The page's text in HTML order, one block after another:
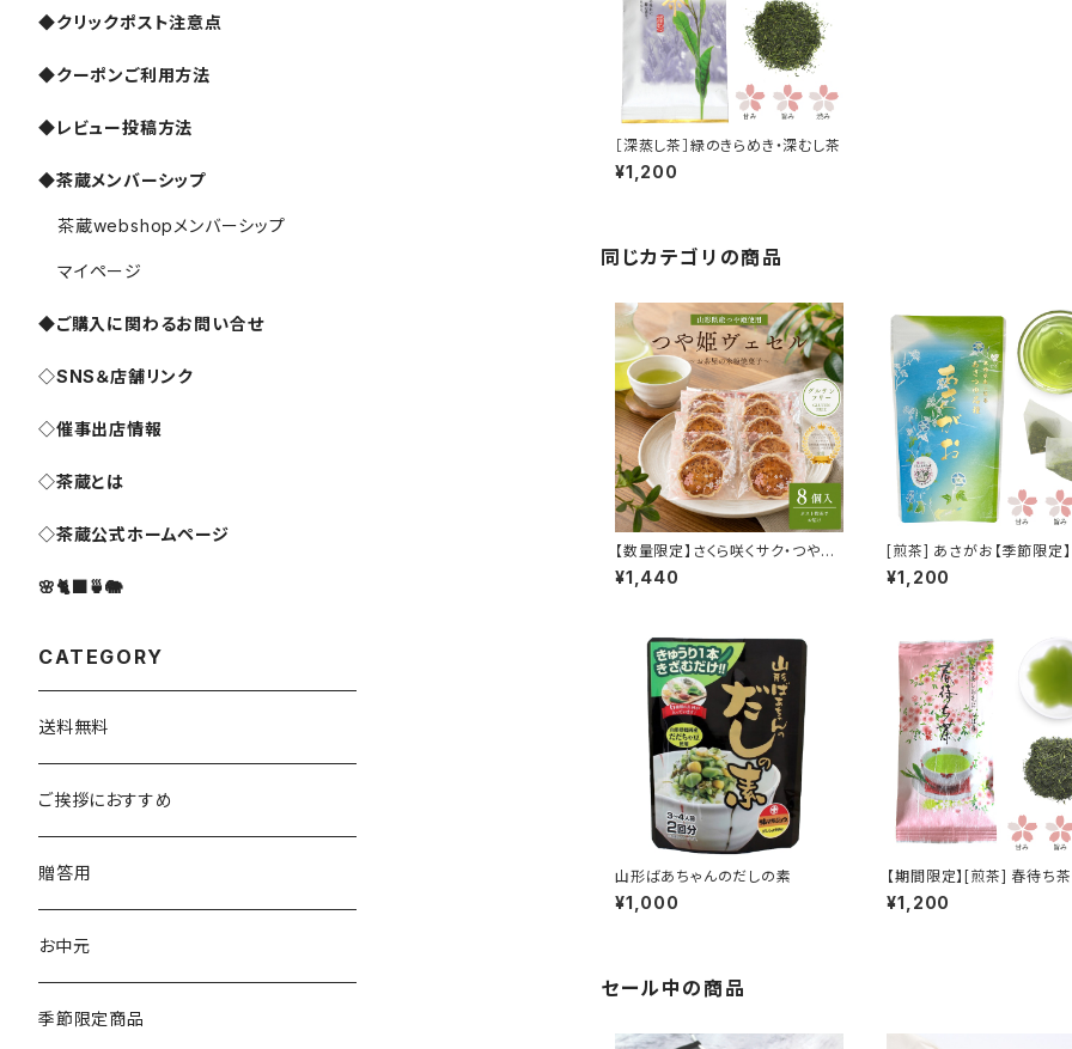
［深蒸し茶］緑のきらめき・深むし茶
¥1,200
同じカテゴリの商品
【数量限定】さくら咲くサク・つや姫
ヴェセル
¥1,440
[煎茶] あさがお【季節限定】
¥1,200
山形ばあちゃんのだしの素
¥1,000
【期間限定】[煎茶] 春待ち茶
¥1,200
セール中の商品
◆クリックポスト注意点
◆クーポンご利用方法
◆レビュー投稿方法
◆茶蔵メンバーシップ
茶蔵webshopメンバーシップ
マイページ
◆ご購入に関わるお問い合せ
◇SNS＆店舗リンク
◇催事出店情報
◇茶蔵とは
◇茶蔵公式ホームページ
🌸🐈‍⬛🍵🐘
CATEGORY
送料無料
ご挨拶におすすめ
贈答用
お中元
季節限定商品